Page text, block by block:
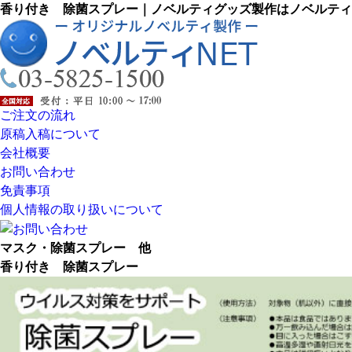
香り付き 除菌スプレー｜ノベルティグッズ製作はノベルテ
ご注文の流れ
原稿入稿について
会社概要
お問い合わせ
免責事項
個人情報の取り扱いについて
マスク・除菌スプレー 他
香り付き 除菌スプレー